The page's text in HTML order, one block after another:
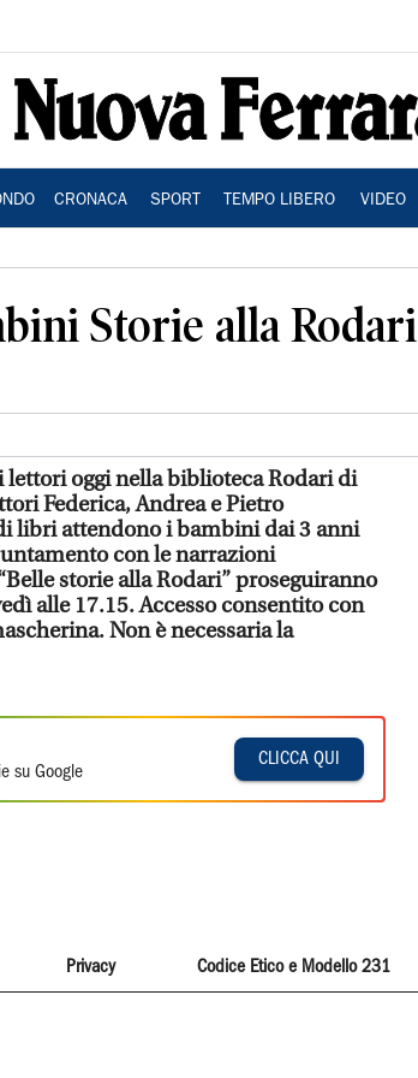
CRONACA SPORT TEMPO LIBERO VIDEO
Storie alla Rodari
oggi nella biblioteca Rodari di
Federica, Andrea e Pietro
libri attendono i bambini dai 3 anni
con le narrazioni
storie alla Rodari” proseguiranno
alle 17.15. Accesso consentito con
Non è necessaria la
su Google
CLICCA QUI
Privacy Codice Etico e Modello 231